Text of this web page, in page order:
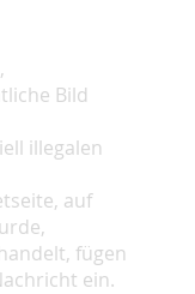
Bild
illegalen
auf
fügen
ein.